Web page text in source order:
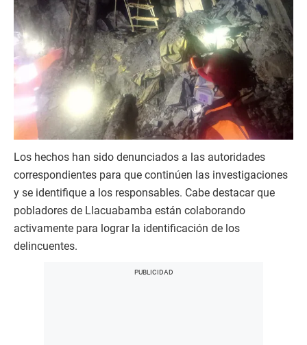
Los hechos han sido denunciados a las autoridades
correspondientes para que continúen las investigaciones
y se identifique a los responsables. Cabe destacar que
pobladores de Llacuabamba están colaborando
activamente para lograr la identificación de los
delincuentes.